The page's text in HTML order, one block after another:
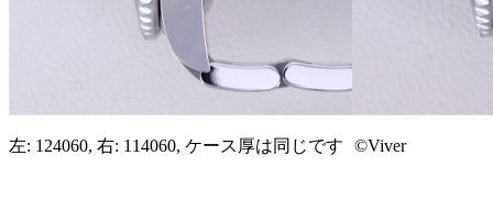
左: 124060, 右: 114060, ケース厚は同じです ©Viver